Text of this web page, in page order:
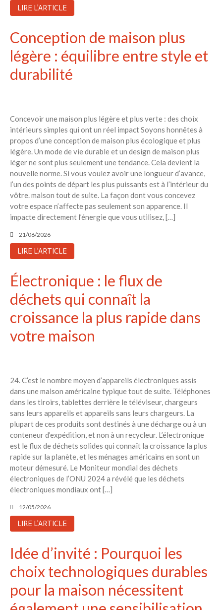
LIRE L'ARTICLE
Conception de maison plus
légère : équilibre entre style et
durabilité
Concevoir une maison plus légère et plus verte : des choix
intérieurs simples qui ont un réel impact Soyons honnêtes à
propos d’une conception de maison plus écologique et plus
légère. Un mode de vie durable et un design de maison plus
léger ne sont plus seulement une tendance. Cela devient la
nouvelle norme. Si vous voulez avoir une longueur d’avance,
l’un des points de départ les plus puissants est à l’intérieur du
vôtre. maison tout de suite. La façon dont vous concevez
votre espace n’affecte pas seulement son apparence. Il
impacte directement l’énergie que vous utilisez, […]
21/06/2026
LIRE L'ARTICLE
Électronique : le flux de
déchets qui connaît la
croissance la plus rapide dans
votre maison
24. C’est le nombre moyen d’appareils électroniques assis
dans une maison américaine typique tout de suite. Téléphones
dans les tiroirs, tablettes derrière le téléviseur, chargeurs
sans leurs appareils et appareils sans leurs chargeurs. La
plupart de ces produits sont destinés à une décharge ou à un
conteneur d’expédition, et non à un recycleur. L’électronique
est le flux de déchets solides qui connaît la croissance la plus
rapide sur la planète, et les ménages américains en sont un
moteur démesuré. Le Moniteur mondial des déchets
électroniques de l’ONU 2024 a révélé que les déchets
électroniques mondiaux ont […]
12/05/2026
LIRE L'ARTICLE
Idée d’invité : Pourquoi les
choix technologiques durables
pour la maison nécessitent